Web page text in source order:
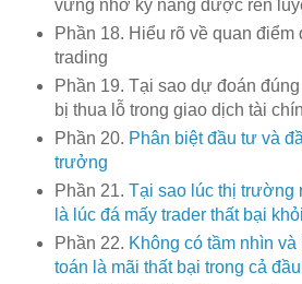
vững nhờ kỹ năng được rèn
Phần 18. Hiểu rõ về quan điểm
trading
Phần 19. Tại sao dự đoán
bị thua lỗ trong giao dịch tài
Phần 20. Phân biệt đầu tư và
trưởng
Phần 21. Tại sao lúc thị trường
là lúc đá mấy trader thất bại
Phần 22. Không có tầm nhìn
toán là mãi thất bại trong cả